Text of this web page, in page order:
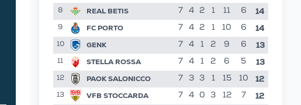
8 REAL BETIS 7 4 2 1 11 6 14
9 FC PORTO 7 4 2 1 10 6 14
10 GENK 7 4 1 2 9 6 13
11 STELLA ROSSA 7 4 1 2 6 5 13
12 PAOK SALONICCO 7 3 3 1 15 10 12
13 VFB STOCCARDA 7 4 0 3 12 7 12